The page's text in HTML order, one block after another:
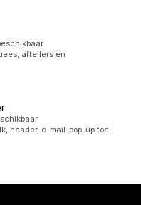
aftellers en
header, e-mail-pop-up toe